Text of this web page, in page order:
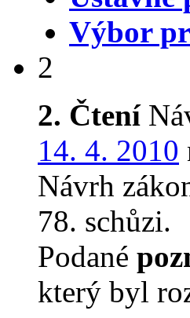
Výbor
2
2. Čtení
14. 4. 2010
Návrh
78. schůzi.
Podané
který byl